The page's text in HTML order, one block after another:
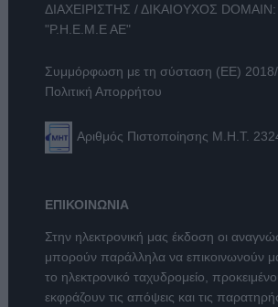
ΔΙΑΧΕΙΡΙΣΤΗΣ / ΔΙΚΑΙΟΥΧΟΣ DOMAIN:
"Ρ.Η.Ε.Μ.Ε ΑΕ"
Συμμόρφωση με τη σύσταση (ΕΕ)
Πολιτική Απορρήτου
Αριθμός Πιστοποίησης Μ.Η.Τ.
ΕΠΙΚΟΙΝΩΝΙΑ
Στην ηλεκτρονική μας έκδοση οι
μπορούν παράλληλα να επικοινωνούν
το ηλεκτρονικό ταχυδρομείο,
εκφράζουν τις απόψεις και τις